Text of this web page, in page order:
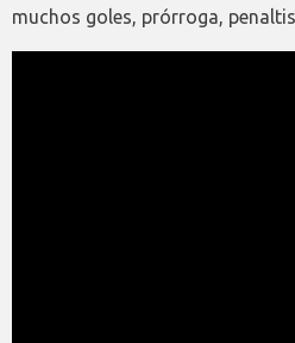
muchos goles, prórroga,